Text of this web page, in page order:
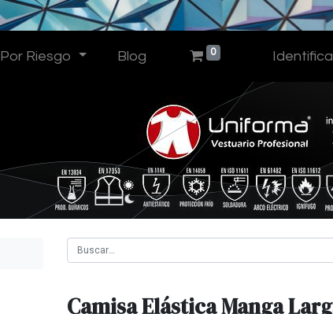
Por Riesgo Blog 0
Camisa Elástica Manga